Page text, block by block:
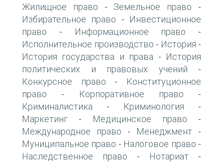
Жилищное право - Земельное право -
Избирательное право -
Инвестиционное
право - Информационное право -
Исполнительное производство - История -
История государства и права -
История
политических и правовых учений -
Конкурсное право -
Конституционное
право - Корпоративное право -
Криминалистика - Криминология -
Маркетинг - Медицинское право -
Международное право - Менеджмент -
Муниципальное право - Налоговое право -
Наследственное право - Нотариат -